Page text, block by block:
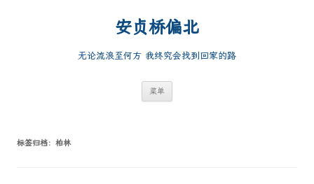
安贞桥偏北
无论流浪至何方 我终究会找到回家的路
菜单
标签归档： 柏林